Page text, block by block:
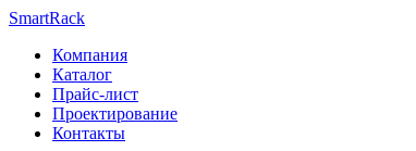
SmartRack
Компания
Каталог
Прайс-лист
Проектирование
Контакты